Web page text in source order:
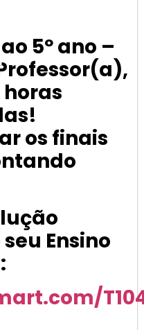
5º ano –
os finais
Ensino